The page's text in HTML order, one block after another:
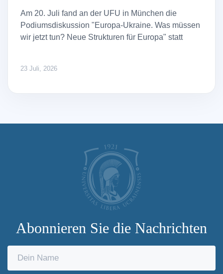
Am 20. Juli fand an der UFU in München die
Podiumsdiskussion "Europa-Ukraine. Was müssen
wir jetzt tun? Neue Strukturen für Europa" statt
23 Juli, 2026
Abonnieren Sie die Nachrichten